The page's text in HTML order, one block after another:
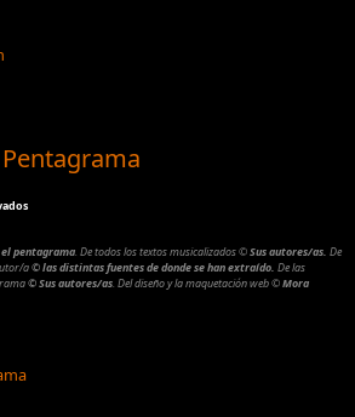
el pentagrama. De todos los textos musicalizados©Sus autores/as. De
a© las distintas fuentes de donde se han extraído. De las
© Sus autores/as. Del diseño y la maquetación web©Mora